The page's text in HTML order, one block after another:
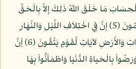
مَا خَلَقَ اللّهُ ذَلِكَ إِلاَّ بِالْحَقِّ
يُفَصِّلُ الآيَاتِ لِقَوْمٍ يَعْلَمُونَ (5) إِنَّ فِي اخْتِلاَفِ اللَّيْلِ وَالنَّهَارِ
وَمَا خَلَقَ اللّهُ فِي السَّمَاوَاتِ وَالأَرْضِ لآيَاتٍ لِّقَوْمٍ يَتَّقُونَ (6) إَنَّ
بِالْحَياةِ الدُّنْيَا وَاطْمَأَنُّواْ بِهَا